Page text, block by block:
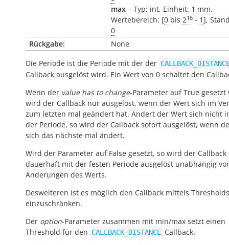
max – Typ: int, Einheit: 1 mm,
Wertebereich: [0 bis 216 - 1],
0
Rückgabe:
None
Die Periode ist die Periode mit der der
Callback ausgelöst wird. Ein Wert von 0 schaltet den
Wenn der value has to change-Parameter auf True gesetzt
wird der Callback nur ausgelöst, wenn der Wert sich im
zum letzten mal geändert hat. Ändert der Wert sich nicht
der Periode, so wird der Callback sofort ausgelöst, wenn
sich das nächste mal ändert.
Wird der Parameter auf False gesetzt, so wird der Callback
dauerhaft mit der festen Periode ausgelöst unabhängig
Änderungen des Werts.
Desweiteren ist es möglich den Callback mittels Thresholds
einzuschränken.
Der option-Parameter zusammen mit min/max setzt einen
Threshold für den CALLBACK_DISTANCE Callback.